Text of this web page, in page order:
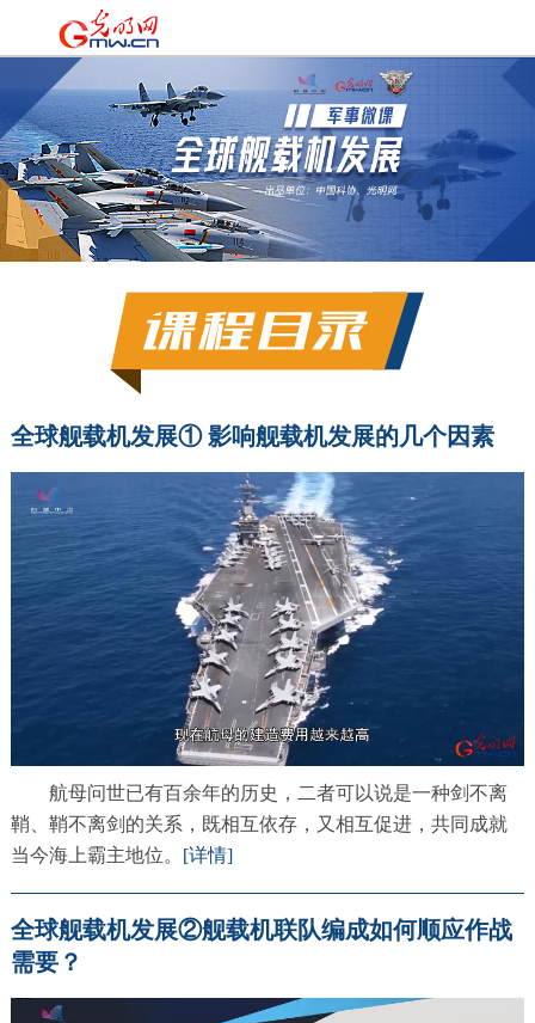
全球舰载机发展① 影响舰载机发展的几个因素
航母问世已有百余年的历史，二者可以说是一种剑不离
鞘、鞘不离剑的关系，既相互依存，又相互促进，共同成就
当今海上霸主地位。 [详情]
全球舰载机发展②舰载机联队编成如何顺应作战
需要？